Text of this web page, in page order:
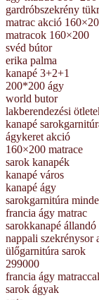
gardróbszekrény
matrac akció
matracok 160×200
svéd bútor
erika palma
kanapé 3+2+1
200*200 ágy
world butor
lakberendezési
kanapé
ágykeret akció
160×200 matrace
sarok kanapék
kanapé város
kanapé ágy
sarokgarnitúra
francia ágy matrac
sarokkanapé állandó
nappali szekrénysor
ülőgarnitúra sarok
299000
francia ágy matraccal
sarok ágyak